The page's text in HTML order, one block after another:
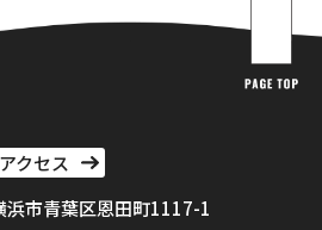
アクセス
市⻘葉区恩田町1117-1